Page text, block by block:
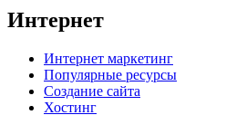
Интернет
Интернет маркетинг
Популярные ресурсы
Создание сайта
Хостинг